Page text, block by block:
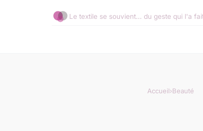
Le textile se souvient... du geste qui l'a
Accueil›Beauté